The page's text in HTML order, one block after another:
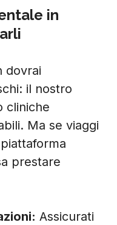
in
dovrai
il nostro
cliniche
Ma se viaggi
prestare
Assicurati